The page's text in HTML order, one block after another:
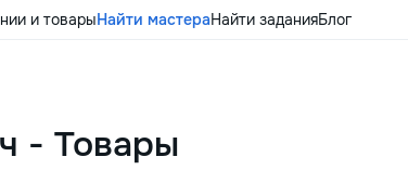
и товарыНайти мастераНайти заданияБлог
- Товары